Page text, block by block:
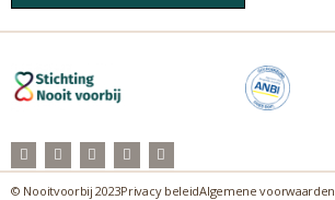
F
a
c
e
T
w
i
t
I
n
s
t
Y
o
u
t
L
i
n
k
© Nooitvoorbij 2023Privacy beleidAlgemene voorwaarden